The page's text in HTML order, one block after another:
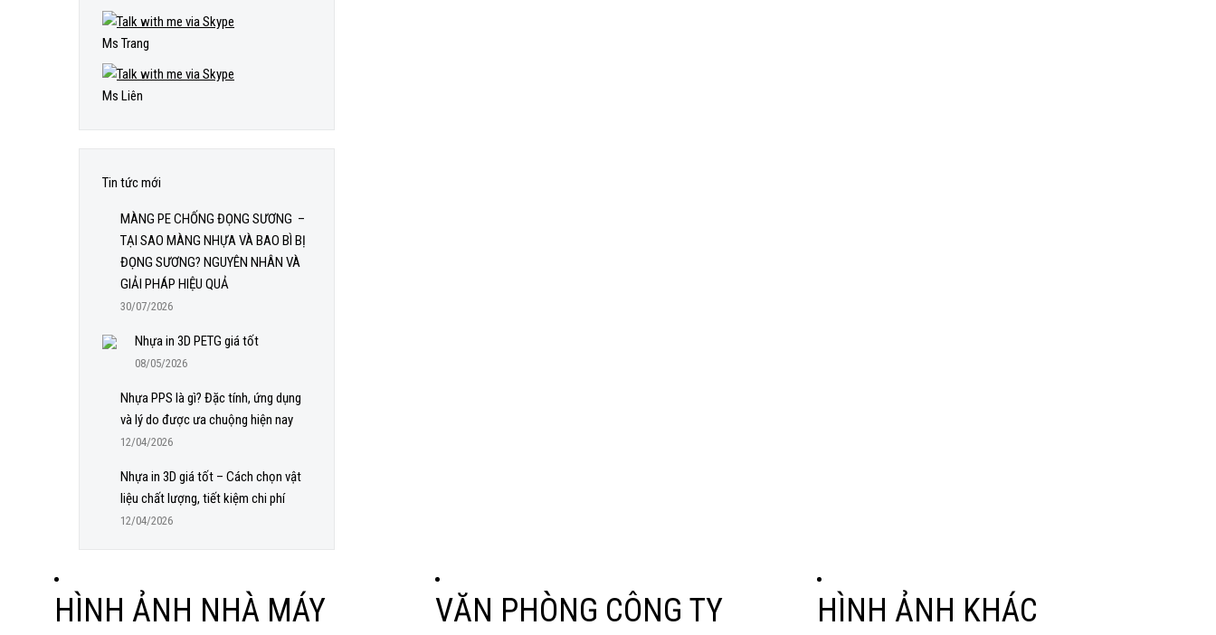
Ms Trang
Ms Liên
Tin tức mới
MÀNG PE CHỐNG ĐỌNG SƯƠNG –
TẠI SAO MÀNG NHỰA VÀ BAO BÌ BỊ
ĐỌNG SƯƠNG? NGUYÊN NHÂN VÀ
GIẢI PHÁP HIỆU QUẢ
30/07/2026
Nhựa in 3D PETG giá tốt
08/05/2026
Nhựa PPS là gì? Đặc tính, ứng dụng
và lý do được ưa chuộng hiện nay
12/04/2026
Nhựa in 3D giá tốt – Cách chọn vật
liệu chất lượng, tiết kiệm chi phí
12/04/2026
HÌNH ẢNH NHÀ MÁY VĂN PHÒNG CÔNG TY HÌNH ẢNH KHÁC